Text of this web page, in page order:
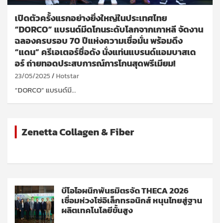
เปิดตัวครั้งแรกอย่างยิ่งใหญ่ในประเทศไทย
“DORCO” แบรนด์มีดโกนระดับโลกจากเกาหลี จัดงาน
ฉลองครบรอบ 70 ปีแห่งความเชื่อมั่น พร้อมดึง
“แดน” ครีเอเตอร์ชื่อดัง นั่งแท่นแบรนด์แอมบาสเด
อร์ ถ่ายทอดประสบการณ์การโกนสุดพรีเมียม!
23/05/2025 Hotstar
“DORCO” แบรนด์มี…
Zenetta Collagen & Fiber
บีโอไอผนึกพันธมิตรจัด THECA 2026
เชื่อมห่วงโซ่อิเล็กทรอนิกส์ หนุนไทยสู่ฐาน
ผลิตเทคโนโลยีขั้นสูง